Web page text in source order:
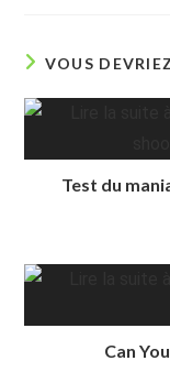
VOUS
Test du
Can